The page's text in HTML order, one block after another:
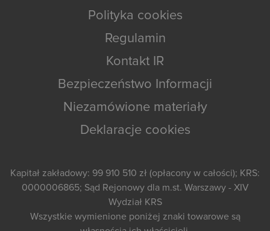
Polityka cookies
Regulamin
Kontakt IR
Bezpieczeństwo Informacji
Niezamówione materiały
Deklaracje cookies
Kapitał zakładowy: 99 910 510 zł (opłacony w całości); KRS:
0000006865; Sąd Rejonowy dla m.st. Warszawy - XIV
Wydział KRS
Wszystkie wymienione poniżej znaki towarowe są